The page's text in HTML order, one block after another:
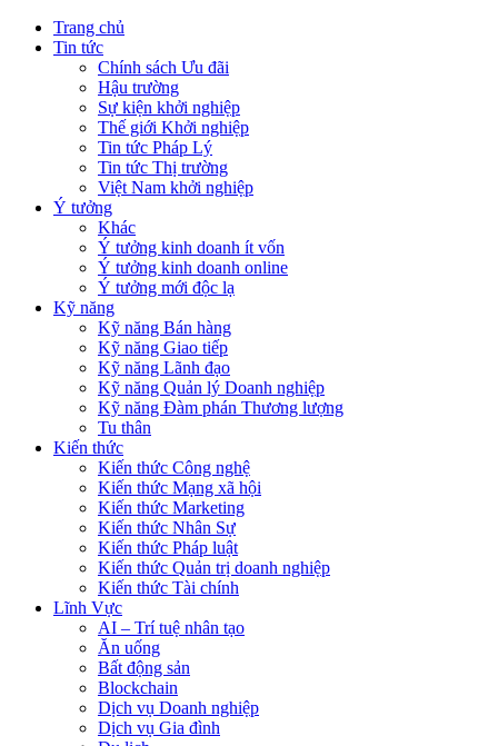
Trang chủ
Tin tức
Chính sách Ưu đãi
Hậu trường
Sự kiện khởi nghiệp
Thế giới Khởi nghiệp
Tin tức Pháp Lý
Tin tức Thị trường
Việt Nam khởi nghiệp
Ý tưởng
Khác
Ý tưởng kinh doanh ít vốn
Ý tưởng kinh doanh online
Ý tưởng mới độc lạ
Kỹ năng
Kỹ năng Bán hàng
Kỹ năng Giao tiếp
Kỹ năng Lãnh đạo
Kỹ năng Quản lý Doanh nghiệp
Kỹ năng Đàm phán Thương lượng
Tu thân
Kiến thức
Kiến thức Công nghệ
Kiến thức Mạng xã hội
Kiến thức Marketing
Kiến thức Nhân Sự
Kiến thức Pháp luật
Kiến thức Quản trị doanh nghiệp
Kiến thức Tài chính
Lĩnh Vực
AI – Trí tuệ nhân tạo
Ăn uống
Bất động sản
Blockchain
Dịch vụ Doanh nghiệp
Dịch vụ Gia đình